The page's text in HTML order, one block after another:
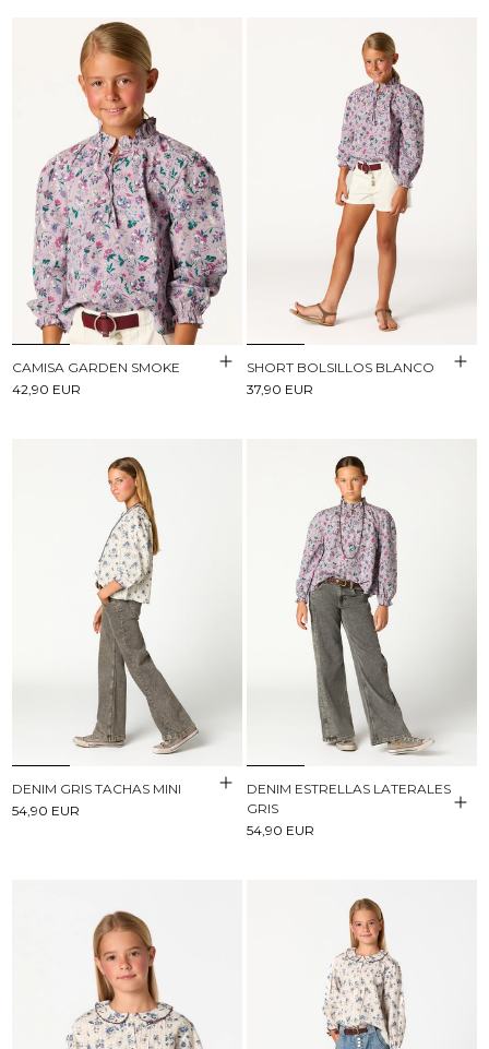
CAMISA GARDEN SMOKE
42,90 EUR
SHORT BOLSILLOS BLANCO
37,90 EUR
DENIM GRIS TACHAS MINI
54,90 EUR
DENIM ESTRELLAS LATERALES
GRIS
54,90 EUR